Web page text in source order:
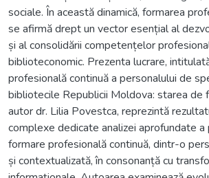
sociale. În această dinamică, formarea
se afirmă drept un vector esențial al
și al consolidării competențelor
biblioteconomic. Prezenta lucrare,
profesională continuă a personalului de
bibliotecile Republicii Moldova: starea de
autor dr. Lilia Povestca, reprezintă
complexe dedicate analizei aprofundate
formare profesională continuă, dintr-o
și contextualizată, în consonanță cu